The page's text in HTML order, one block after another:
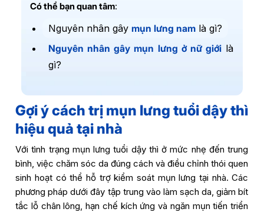
Có thể bạn quan tâm:
Nguyên nhân gây mụn lưng nam là gì?
Nguyên nhân gây mụn lưng ở nữ giới là
gì?
Gợi ý cách trị mụn lưng tuổi dậy thì
hiệu quả tại nhà
Với tình trạng mụn lưng tuổi dậy thì ở mức nhẹ đến trung
bình, việc chăm sóc da đúng cách và điều chỉnh thói quen
sinh hoạt có thể hỗ trợ kiểm soát mụn lưng tại nhà. Các
phương pháp dưới đây tập trung vào làm sạch da, giảm bít
tắc lỗ chân lông, hạn chế kích ứng và ngăn mụn tiến triển